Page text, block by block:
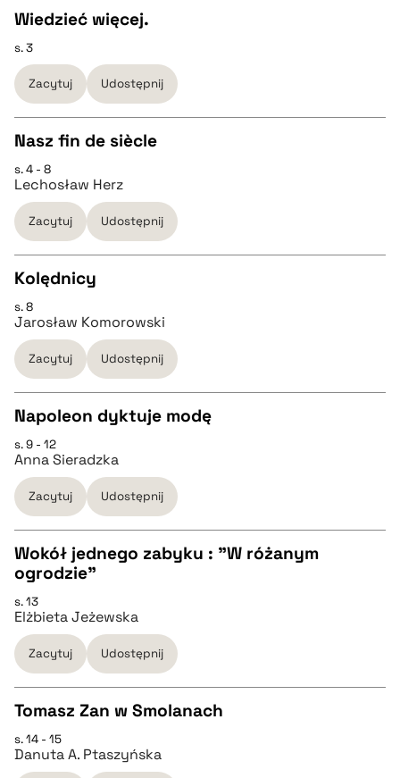
BIBTEX
pobierz cytat
CZYSTY TEKST
pobierz cytat
BIBTEX
pobierz cytat
Wiedzieć więcej.
s. 3
Zacytuj Udostępnij
CZYSTY TEKST
pobierz cytat
BIBTEX
pobierz cytat
Nasz fin de siècle
s. 4 - 8
Lechosław Herz
Zacytuj Udostępnij
CZYSTY TEKST
pobierz cytat
BIBTEX
pobierz cytat
Kolędnicy
s. 8
Jarosław Komorowski
Zacytuj Udostępnij
CZYSTY TEKST
pobierz cytat
BIBTEX
Napoleon dyktuje modę
s. 9 - 12
Anna Sieradzka
Zacytuj Udostępnij
CZYSTY TEKST
pobierz cytat
BIBTEX
pobierz cytat
Wokół jednego zabyku : "W różanym
ogrodzie"
s. 13
Elżbieta Jeżewska
Zacytuj Udostępnij
CZYSTY TEKST
Tomasz Zan w Smolanach
s. 14 - 15
Danuta A. Ptaszyńska